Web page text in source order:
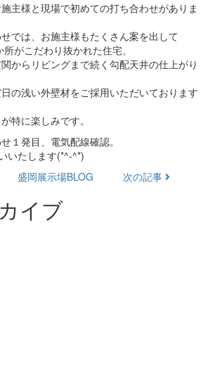
主様と現場で初めての打ち合わせがありま
では、お施主様もたくさん案を出して
がこだわり抜かれた住宅、
からリビングまで続く勾配天井の仕上がり
の浅い外壁材をご採用いただいております
特に楽しみです。
１発目、電気配線確認。
いたします(*^-^*)
盛岡展示場BLOG 次の記事
イブ